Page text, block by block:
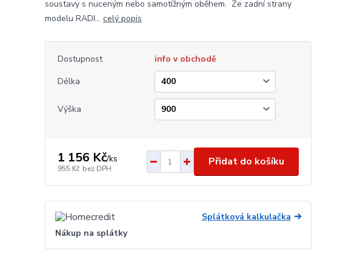
soustavy s nuceným nebo samotížným oběhem. Ze zadní strany
modelu RADI... celý popis
Dostupnost
info v obchodě
Délka
Výška
1 156 Kč/ks
955 Kč bez DPH
Přidat do košíku
Splátková kalkulačka
Nákup na splátky